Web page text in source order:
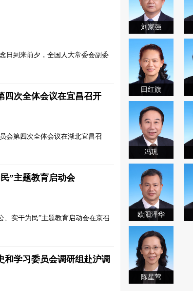
日到来前夕，全国人大常委会副委
四次全体会议在宜昌召开
会第四次全体会议在湖北宜昌召
”主题教育启动会
、实干为民”主题教育启动会在京召
和学习委员会调研组赴沪调
刘家强
田红旗
冯巩
欧阳泽华
陈星莺